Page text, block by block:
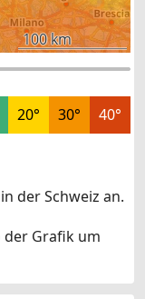
100 km
20° 30° 40°
der Schweiz an.
der Grafik um